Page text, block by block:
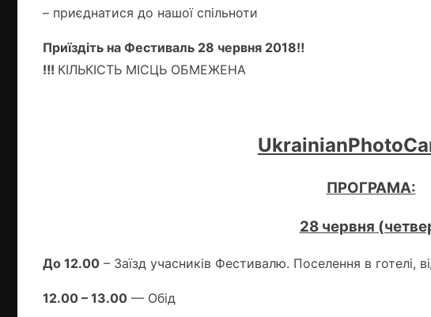
– приєднатися до нашої спільноти
Приїздіть на Фестиваль 28 червня 2018‼
‼! КІЛЬКІСТЬ МІСЦЬ ОБМЕЖЕНА
ПРОГРАМА:
28 червня
До 12.00 – Заїзд учасників Фестивалю. Поселення в готелі,
12.00 – 13.00 — Обід